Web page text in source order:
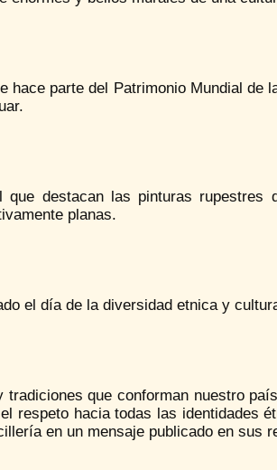
hace parte del Patrimonio Mundial de
destacan las pinturas rupestres
planas.
el día de la diversidad etnica y
que conforman nuestro
respeto hacia todas las identidades
en un mensaje publicado en sus